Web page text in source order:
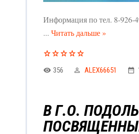
Информация по тел. 8-926-
... Читать дальше »
356 ALEX66651
В Г.О.